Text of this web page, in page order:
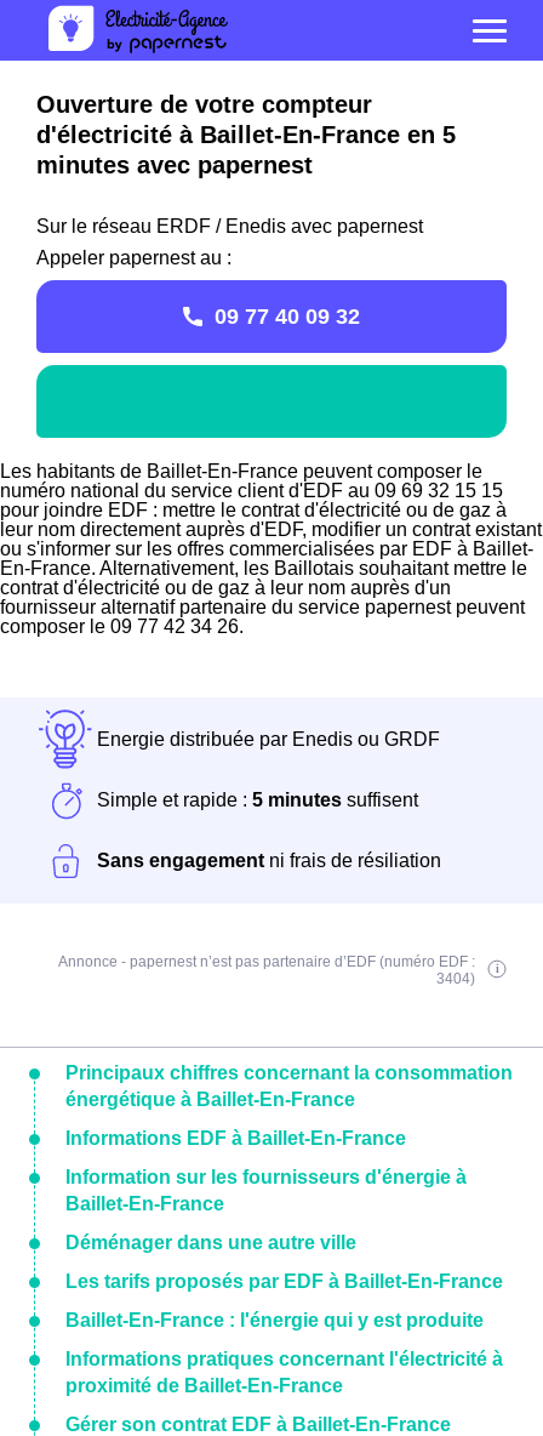
Ouverture de votre compteur
d'électricité à Baillet-En-France en 5
minutes avec papernest
Sur le réseau ERDF / Enedis avec papernest
Appeler papernest au :
09 77 40 09 32
Les habitants de Baillet-En-France peuvent composer le
numéro national du service client d'EDF au 09 69 32 15 15
pour joindre EDF : mettre le contrat d'électricité ou de gaz à
leur nom directement auprès d'EDF, modifier un contrat existant
ou s'informer sur les offres commercialisées par EDF à Baillet-
En-France. Alternativement, les Baillotais souhaitant mettre le
contrat d'électricité ou de gaz à leur nom auprès d'un
fournisseur alternatif partenaire du service papernest peuvent
composer le 09 77 42 34 26.
Energie distribuée par Enedis ou GRDF
Simple et rapide : 5 minutes suffisent
Sans engagement ni frais de résiliation
Annonce - papernest n’est pas partenaire d’EDF (numéro EDF :
3404)
Principaux chiffres concernant la consommation
énergétique à Baillet-En-France
Informations EDF à Baillet-En-France
Information sur les fournisseurs d'énergie à
Baillet-En-France
Déménager dans une autre ville
Les tarifs proposés par EDF à Baillet-En-France
Baillet-En-France : l'énergie qui y est produite
Informations pratiques concernant l'électricité à
proximité de Baillet-En-France
Gérer son contrat EDF à Baillet-En-France